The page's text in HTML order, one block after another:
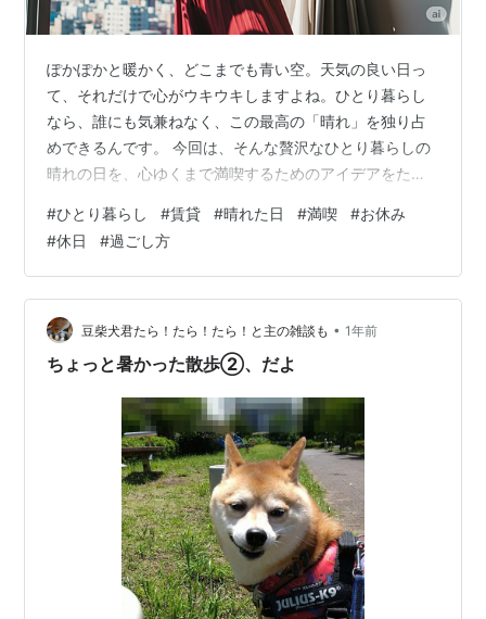
ぽかぽかと暖かく、どこまでも青い空。天気の良い日っ
て、それだけで心がウキウキしますよね。ひとり暮らし
なら、誰にも気兼ねなく、この最高の「晴れ」を独り占
めできるんです。 今回は、そんな贅沢なひとり暮らしの
晴れの日を、心ゆくまで満喫するためのアイデアをたっ
ブに外出したい派も、きっと自分にぴったりの過ごし方
が見つかるはず！ 【家でまったり派】光と風を感じる至
福のインドアライフ せっかくの晴れの日、無理して外出
するよりも、自分のペースで家でゆったり過ごしたい。
そんなあなたにぴったりの過ごし方です。 1. 大掃除のチ
ャンス！「晴れの日デトックスお掃除」 …
#ひとり暮らし #賃貸 #晴れた日 #満喫 #お休み
#休日 #過ごし方
豆柴犬君たら！たら！たら！と主の雑談も • 1年前
ちょっと暑かった散歩②、だよ